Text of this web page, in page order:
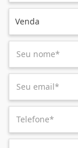
Venda